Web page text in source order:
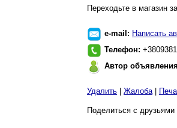
Переходьте в магазин
e-mail: Написать
Телефон:
Автор
Удалить Жалоба|
Поделиться с